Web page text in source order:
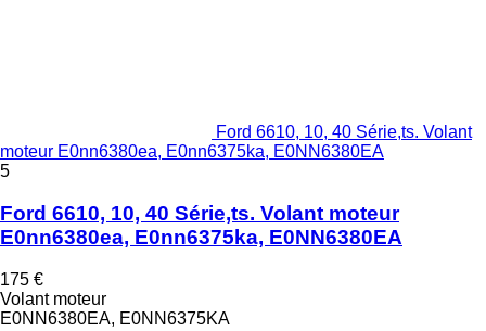
Ford 6610, 10, 40 Série,ts. Volant
moteur E0nn6380ea, E0nn6375ka, E0NN6380EA
5
Ford 6610, 10, 40 Série,ts. Volant moteur
E0nn6380ea, E0nn6375ka, E0NN6380EA
175 €
Volant moteur
E0NN6380EA, E0NN6375KA